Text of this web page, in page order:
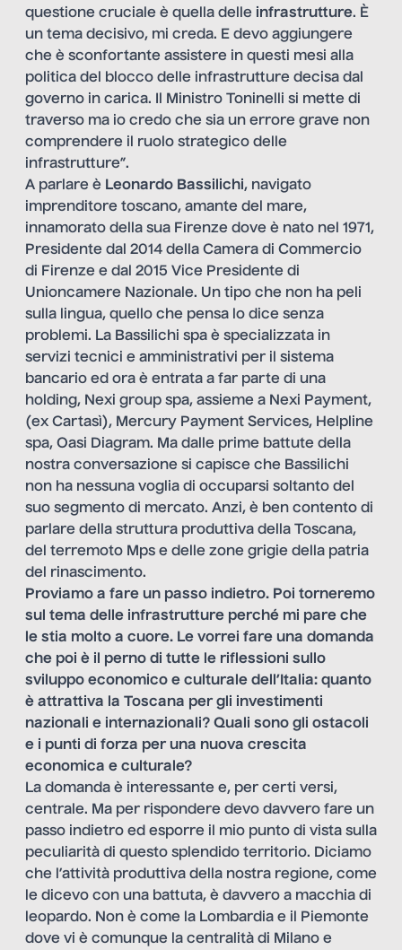
questione cruciale è quella delle infrastrutture. È
un tema decisivo, mi creda. E devo aggiungere
che è sconfortante assistere in questi mesi alla
politica del blocco delle infrastrutture decisa dal
governo in carica. Il Ministro Toninelli si mette di
traverso ma io credo che sia un errore grave non
comprendere il ruolo strategico delle
infrastrutture”.
A parlare è Leonardo Bassilichi, navigato
imprenditore toscano, amante del mare,
innamorato della sua Firenze dove è nato nel 1971,
Presidente dal 2014 della Camera di Commercio
di Firenze e dal 2015 Vice Presidente di
Unioncamere Nazionale. Un tipo che non ha peli
sulla lingua, quello che pensa lo dice senza
problemi. La Bassilichi spa è specializzata in
servizi tecnici e amministrativi per il sistema
bancario ed ora è entrata a far parte di una
holding, Nexi group spa, assieme a Nexi Payment,
(ex Cartasì), Mercury Payment Services, Helpline
spa, Oasi Diagram. Ma dalle prime battute della
nostra conversazione si capisce che Bassilichi
non ha nessuna voglia di occuparsi soltanto del
suo segmento di mercato. Anzi, è ben contento di
parlare della struttura produttiva della Toscana,
del terremoto Mps e delle zone grigie della patria
del rinascimento.
Proviamo a fare un passo indietro. Poi torneremo
sul tema delle infrastrutture perché mi pare che
le stia molto a cuore. Le vorrei fare una domanda
che poi è il perno di tutte le riflessioni sullo
sviluppo economico e culturale dell’Italia: quanto
è attrattiva la Toscana per gli investimenti
nazionali e internazionali? Quali sono gli ostacoli
e i punti di forza per una nuova crescita
economica e culturale?
La domanda è interessante e, per certi versi,
centrale. Ma per rispondere devo davvero fare un
passo indietro ed esporre il mio punto di vista sulla
peculiarità di questo splendido territorio. Diciamo
che l’attività produttiva della nostra regione, come
le dicevo con una battuta, è davvero a macchia di
leopardo. Non è come la Lombardia e il Piemonte
dove vi è comunque la centralità di Milano e